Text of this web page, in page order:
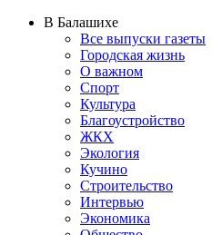
В Балашихе
Все выпуски газеты
Городская жизнь
О важном
Спорт
Культура
Благоустройство
ЖКХ
Экология
Кучино
Строительство
Интервью
Экономика